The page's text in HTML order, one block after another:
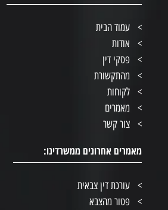
עמוד הבית
אודות
פסקי דין
מהתקשורת
לקוחות
מאמרים
צור קשר
מאמרים אחרונים ממשרדינו:
עורכת דין צבאית
פטור מהצבא